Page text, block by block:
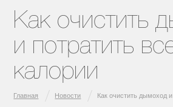
Как очистить
и потратить
калории
Главная Новости Как очистить дымоход